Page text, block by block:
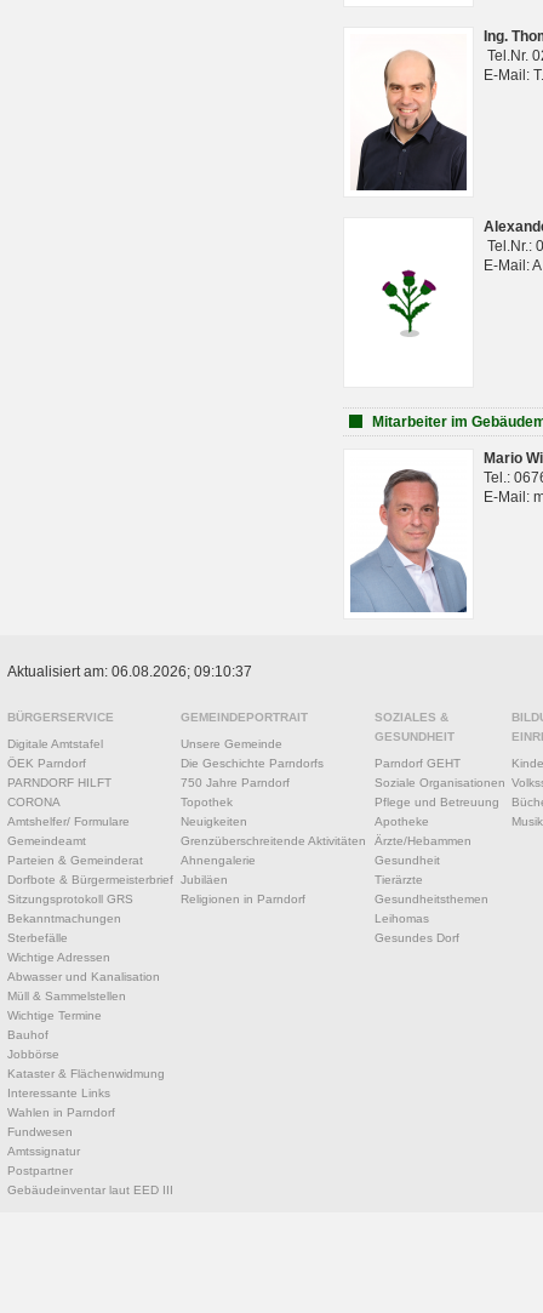
Ing.
Tel.Nr.
E-Mail:
Tel.Nr.:
E-Mail:
Mitarbeiter im
Mario
Tel.:
E-Mail:
Aktualisiert am: 06.08.2026; 09:10:37
BÜRGERSERVICE
Digitale Amtstafel
ÖEK Parndorf
PARNDORF HILFT
CORONA
Amtshelfer/ Formulare
Gemeindeamt
Parteien & Gemeinderat
Dorfbote & Bürgermeisterbrief
Sitzungsprotokoll GRS
Bekanntmachungen
Sterbefälle
Wichtige Adressen
Abwasser und Kanalisation
Müll & Sammelstellen
Wichtige Termine
Bauhof
Jobbörse
Kataster & Flächenwidmung
Interessante Links
Wahlen in Parndorf
Fundwesen
Amtssignatur
Postpartner
Gebäudeinventar laut EED III
GEMEINDEPORTRAIT
Unsere Gemeinde
Die Geschichte Parndorfs
750 Jahre Parndorf
Topothek
Neuigkeiten
Grenzüberschreitende Aktivitäten
Ahnengalerie
Jubiläen
Religionen in Parndorf
SOZIALES &
GESUNDHEIT
Parndorf GEHT
Soziale Organisationen
Pflege und Betreuung
Apotheke
Ärzte/Hebammen
Gesundheit
Tierärzte
Gesundheitsthemen
Leihomas
Gesundes Dorf